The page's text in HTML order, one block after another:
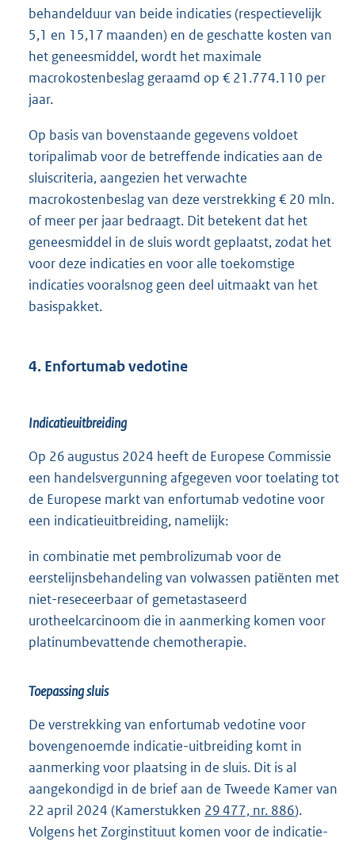
behandelduur van beide indicaties (respectievelijk
5,1 en 15,17 maanden) en de geschatte kosten van
het geneesmiddel, wordt het maximale
macrokostenbeslag geraamd op € 21.774.110 per
jaar.
Op basis van bovenstaande gegevens voldoet
toripalimab voor de betreffende indicaties aan de
sluiscriteria, aangezien het verwachte
macrokostenbeslag van deze verstrekking € 20 mln.
of meer per jaar bedraagt. Dit betekent dat het
geneesmiddel in de sluis wordt geplaatst, zodat het
voor deze indicaties en voor alle toekomstige
indicaties vooralsnog geen deel uitmaakt van het
basispakket.
4. Enfortumab vedotine
Indicatieuitbreiding
Op 26 augustus 2024 heeft de Europese Commissie
een handelsvergunning afgegeven voor toelating tot
de Europese markt van enfortumab vedotine voor
een indicatieuitbreiding, namelijk:
in combinatie met pembrolizumab voor de
eerstelijnsbehandeling van volwassen patiënten met
niet-reseceerbaar of gemetastaseerd
urotheelcarcinoom die in aanmerking komen voor
platinumbevattende chemotherapie.
Toepassing sluis
De verstrekking van enfortumab vedotine voor
bovengenoemde indicatie-uitbreiding komt in
aanmerking voor plaatsing in de sluis. Dit is al
aangekondigd in de brief aan de Tweede Kamer van
22 april 2024 (Kamerstukken 29 477, nr. 886).
Volgens het Zorginstituut komen voor de indicatie-